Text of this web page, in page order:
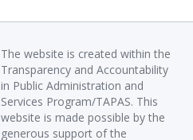
The website is created within the
Transparency and Accountability
in Public Administration and
Services Program/TAPAS. This
website is made possible by the
generous support of the